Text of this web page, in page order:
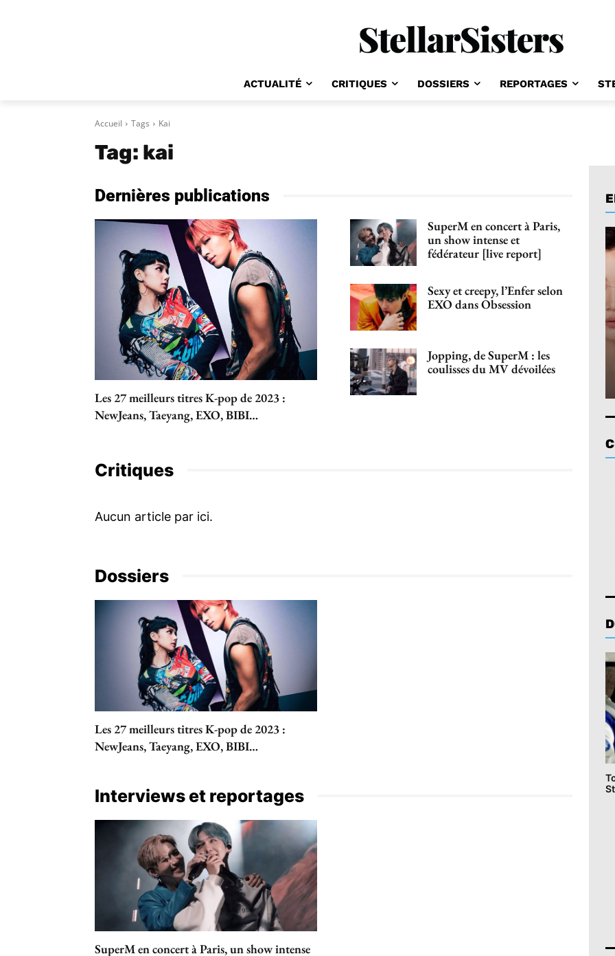
ACTUALITÉ CRITIQUES DOSSIERS REPORTAGES
Accueil Tags Kai
Tag: kai
Dernières publications
Les 27 meilleurs titres K-pop de 2023 :
NewJeans, Taeyang, EXO, BIBI…
SuperM en concert à Paris,
un show intense et
fédérateur [live report]
Sexy et creepy, l’Enfer selon
EXO dans Obsession
Jopping, de SuperM : les
coulisses du MV dévoilées
Critiques
Dossiers
Les 27 meilleurs titres K-pop de 2023 :
NewJeans, Taeyang, EXO, BIBI…
Interviews et reportages
SuperM en concert à Paris, un show intense